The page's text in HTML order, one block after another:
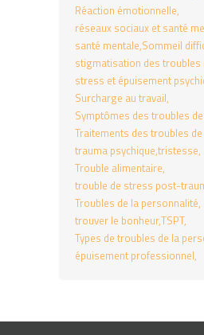
Réaction émotionnelle
réseaux sociaux et santé
santé mentale Sommeil
stigmatisation des troubles
stress et épuisement
Surcharge au travail
Symptômes des troubles
Traitements des troubles
trauma psychique tristesse
Trouble alimentaire
trouble de stress post-
Troubles de la personnalité
trouver le bonheurTSPT
Types de troubles de la
épuisement professionnel